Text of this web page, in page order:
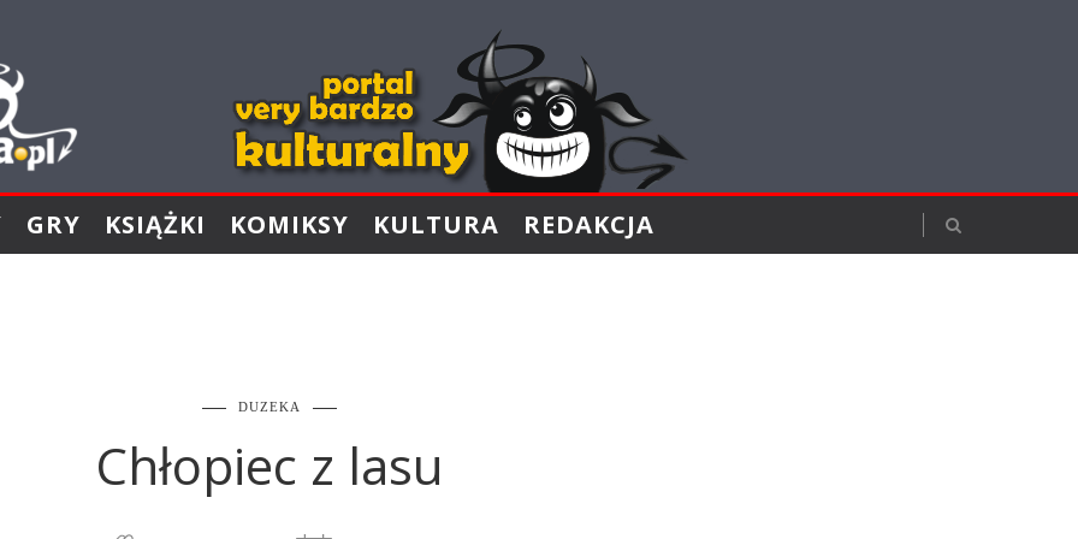
GRY KSIĄŻKI KOMIKSY KULTURA REDAKCJA
DUZEKA
Chłopiec z lasu